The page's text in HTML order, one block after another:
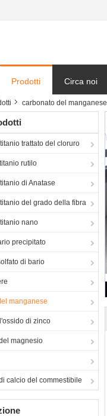
Prodotti Circa noi
carbonato del manganese
trattato del cloruro
rutilo
di Anatase
del grado della fibra
nano
precipitato
di bario
manganese
di zinco
magnesio
calcio del commestibile